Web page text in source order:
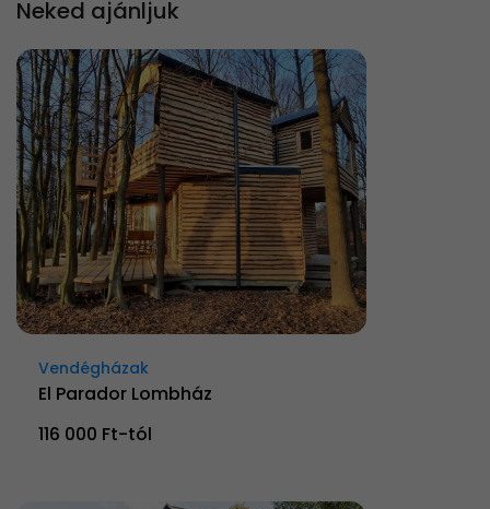
Neked ajánljuk
Vendégházak
El Parador Lombház
116 000 Ft-tól